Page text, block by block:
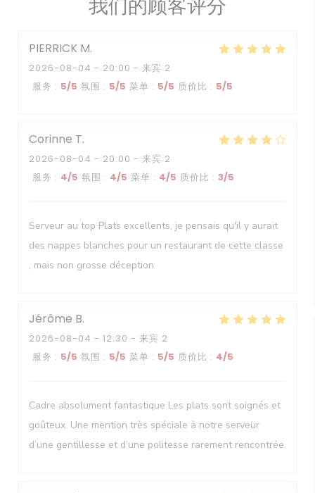
我们的顾客评分
PIERRICK M
2026-08-04 - 20:00 - 来宾 2
服务 : 5/5 氛围 : 5/5 菜单 : 5/5 质价比 : 5/5
Corinne T
2026-08-04 - 20:00 - 来宾 2
服务 : 4/5 氛围 : 4/5 菜单 : 4/5 质价比 : 3/5
Serveur au top Plats excellents, je pensais qu'il y aurait
des nappes blanches pour un restaurant de cette classe
, mais non grosse déception
Jérôme B
2026-08-04 - 12:30 - 来宾 2
服务 : 5/5 氛围 : 5/5 菜单 : 5/5 质价比 : 4/5
Cadre absolument fantastique Les plats sont soignés et
goûteux. Une mention très spéciale à notre serveur
d’une gentillesse et d’une politesse rarement rencontrée.